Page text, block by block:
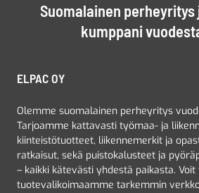
Suomalainen
kumppani
ELPAC OY
Olemme suomalainen perheyritys
Tarjoamme kattavasti työmaa- ja
kiinteistötuotteet, liikennemerkit ja
ratkaisut, sekä puistokalusteet ja
– kaikki kätevästi yhdestä paikasta.
tuotevalikoimaamme tarkemmin